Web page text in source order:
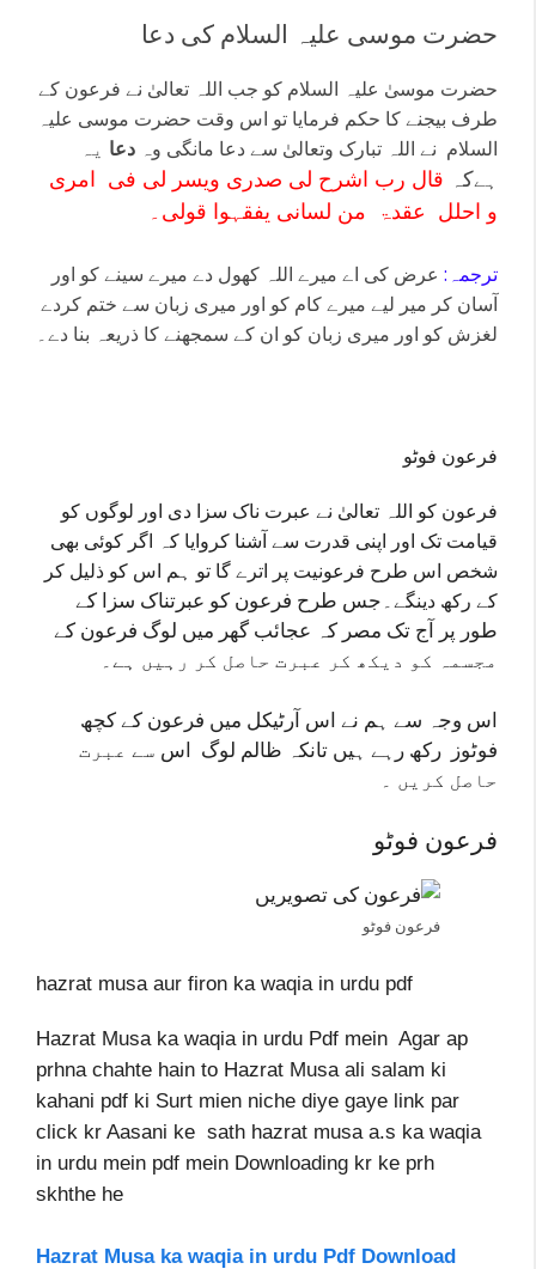
حضرت موسی علیہ السلام کی دعا
حضرت موسیٰ علیہ السلام کو جب اللہ تعالیٰ نے فرعون کے
طرف بیجنے کا حکم فرمایا تو اس وقت حضرت موسی علیہ
السلام نے اللہ تبارک وتعالیٰ سے دعا مانگی وہ دعا یہ
ہےکہ قال رب اشرح لی صدری ویسر لی فی امری
و احلل عقدۃ من لسانی یفقہوا قولی۔
ترجمہ: عرض کی اے میرے اللہ کھول دے میرے سینے کو اور
آسان کر میر لیے میرے کام کو اور میری زبان سے ختم کردے
لغزش کو اور میری زبان کو ان کے سمجھنے کا ذریعہ بنا دے۔
فرعون فوٹو
فرعون کو اللہ تعالیٰ نے عبرت ناک سزا دی اور لوگوں کو
قیامت تک اور اپنی قدرت سے آشنا کروایا کہ اگر کوئی بھی
شخص اس طرح فرعونیت پر اترے گا تو ہم اس کو ذلیل کر
کے رکھ دینگے۔جس طرح فرعون کو عبرتناک سزا کے
طور پر آج تک مصر کہ عجائب گھر میں لوگ فرعون کے
مجسمہ کو دیکھ کر عبرت حاصل کر رہیں ہے۔
اس وجہ سے ہم نے اس آرٹیکل میں فرعون کے کچھ
فوٹوز رکھ رہے ہیں تانکہ ظالم لوگ اس سے عبرت
حاصل کریں ۔
فرعون فوٹو
فرعون فوٹو
hazrat musa aur firon ka waqia in urdu pdf
Hazrat Musa ka waqia in urdu Pdf mein Agar ap
prhna chahte hain to Hazrat Musa ali salam ki
kahani pdf ki Surt mien niche diye gaye link par
click kr Aasani ke sath hazrat musa a.s ka waqia
in urdu mein pdf mein Downloading kr ke prh
skhthe he
Hazrat Musa ka waqia in urdu Pdf Download